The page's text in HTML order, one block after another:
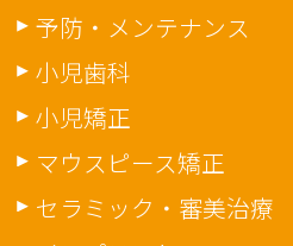
予防・メンテナンス
小児歯科
小児矯正
マウスピース矯正
セラミック・審美治療